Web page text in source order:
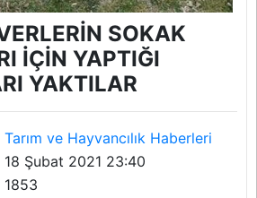
SOKAK
İÇİN YAPTIĞI
YAKTILAR
Tarım ve Hayvancılık Haberleri
18 Şubat 2021 23:40
1853